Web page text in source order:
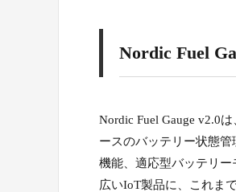
Nordic Fuel
Nordic Fuel Gauge v2.0
ースのバッテリー状態
機能、適応型バッテリ
広いIoT製品に、これま